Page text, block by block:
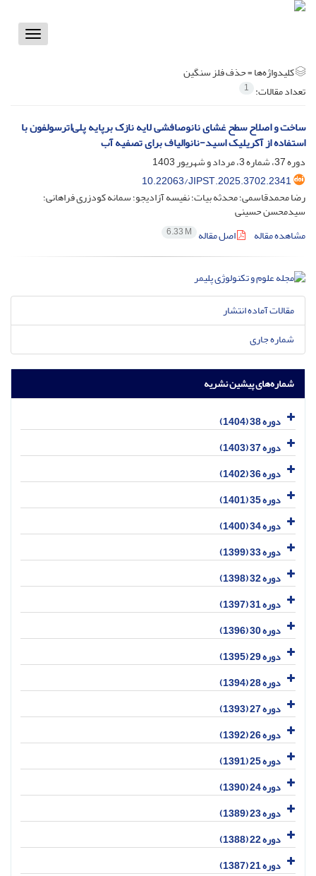
Toggle
کلیدواژه‌ها =حذف فلز سنگین
تعداد مقالات: 1
ساخت و اصلاح سطح غشای نانوصافشی لایه نازک برپایه پلی‌اترسولفون با
استفاده از آکریلیک اسید-نانوالیاف برای تصفیه آب
دوره 37، شماره 3، مرداد و شهریور 1403
10.22063/JIPST.2025.3702.2341
رضا محمدقاسمی؛ محدثه بیات؛ نفیسه آزادیجو؛ سمانه کودزری فراهانی؛
سیدمحسن حسینی
مشاهده مقاله
اصل مقاله 6.33 M
مقالات آماده انتشار
شماره جاری
شماره‌های پیشین نشریه
دوره 38 (1404)
دوره 37 (1403)
دوره 36 (1402)
دوره 35 (1401)
دوره 34 (1400)
دوره 33 (1399)
دوره 32 (1398)
دوره 31 (1397)
دوره 30 (1396)
دوره 29 (1395)
دوره 28 (1394)
دوره 27 (1393)
دوره 26 (1392)
دوره 25 (1391)
دوره 24 (1390)
دوره 23 (1389)
دوره 22 (1388)
دوره 21 (1387)